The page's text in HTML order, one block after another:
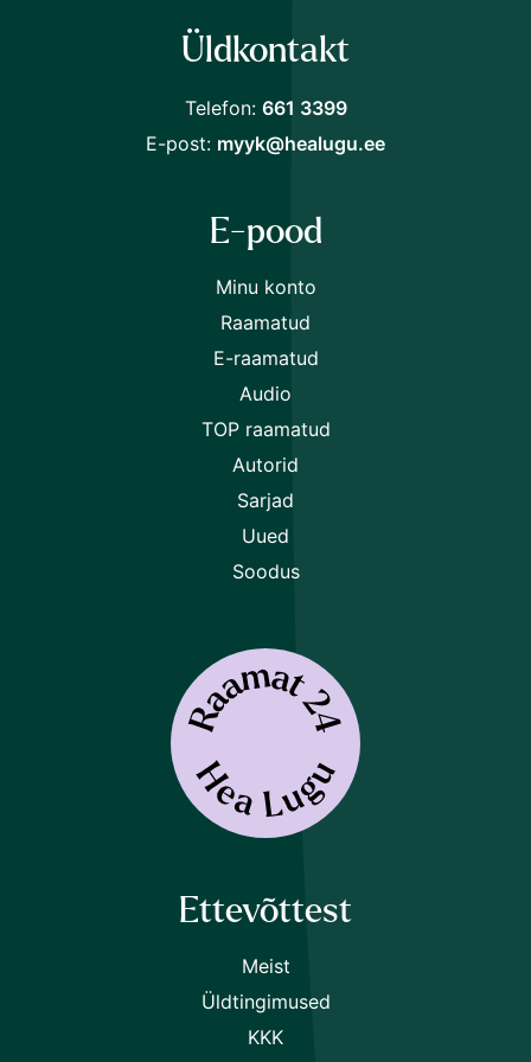
Üldkontakt
Telefon: 661 3399
E-post: myyk@healugu.ee
E-pood
Minu konto
Raamatud
E-raamatud
Audio
TOP raamatud
Autorid
Sarjad
Uued
Soodus
Ettevõttest
Meist
Üldtingimused
KKK